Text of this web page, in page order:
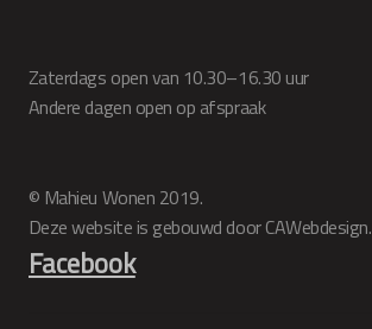
Zaterdags open van 10.30–16.30 uur
Andere dagen open op afspraak
© Mahieu Wonen 2019.
Deze website is gebouwd door CAWebdesign.
Facebook